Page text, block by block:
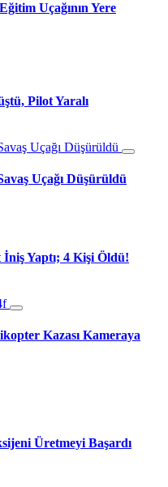
Uçağının Yere
Pilot Yaralı
Uçağı Düşürüldü
Yaptı; 4 Kişi Öldü!
Kazası Kameraya
Üretmeyi Başardı